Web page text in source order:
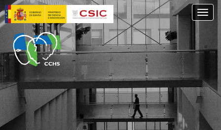
Skip
to
main
content